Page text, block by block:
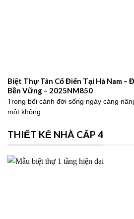
Biệt Thự Tân Cổ Điển Tại Hà Nam –
Bền Vững – 2025NM850
Trong bối cảnh đời sống ngày càng
một không
THIẾT KẾ NHÀ CẤP 4